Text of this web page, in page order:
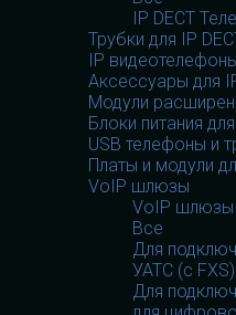
IP DECT
Трубки для IP
IP
Аксессуары для
Модули
Блоки питания
USB телефоны и
Платы и модули
VoIP шлюзы
VoIP шлюзы
Все
Для
УАТС (с FXS)
Для